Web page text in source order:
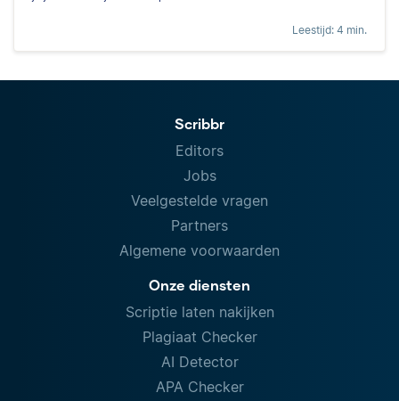
Leestijd: 4 min.
Scribbr
Editors
Jobs
Veelgestelde vragen
Partners
Algemene voorwaarden
Onze diensten
Scriptie laten nakijken
Plagiaat Checker
AI Detector
APA Checker